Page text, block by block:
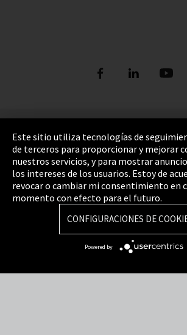
Pie de imprenta
Política de privacidad
Cookie Settings
Términos y Condiciones
Mapa del sitio
Integrity Line
Este sitio utiliza tecnologías de
de terceros para proporcionar y mejorar
nuestros servicios, y para mostrar
los intereses de los usuarios. Estoy de
revocar o cambiar mi consentimiento en
momento con efecto para el futuro.
CONFIGURACIONES DE
Powered by